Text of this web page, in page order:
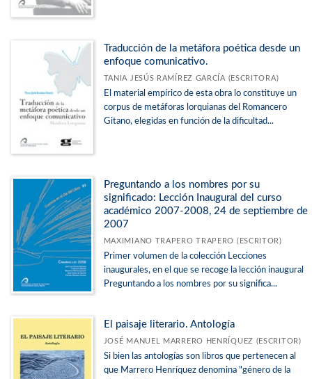
Traducción de la metáfora poética desde un
enfoque comunicativo.
TANIA JESÚS RAMÍREZ GARCÍA (ESCRITORA)
El material empírico de esta obra lo constituye un
corpus de metáforas lorquianas del Romancero
Gitano, elegidas en función de la dificultad...
Preguntando a los nombres por su
significado: Lección Inaugural del curso
académico 2007-2008, 24 de septiembre de
2007
MAXIMIANO TRAPERO TRAPERO (ESCRITOR)
Primer volumen de la colección Lecciones
inaugurales, en el que se recoge la lección inaugural
Preguntando a los nombres por su significa...
El paisaje literario. Antología
JOSÉ MANUEL MARRERO HENRÍQUEZ (ESCRITOR)
Si bien las antologías son libros que pertenecen al
que Marrero Henríquez denomina "género de la